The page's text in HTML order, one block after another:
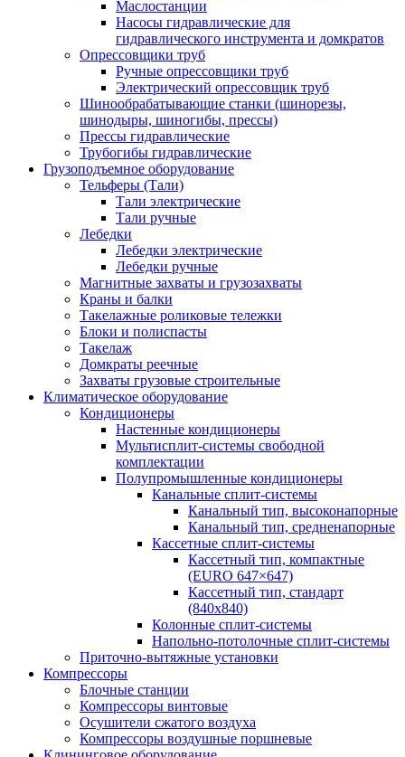
Маслостанции
Насосы гидравлические для
гидравлического инструмента и домкратов
Опрессовщики труб
Ручные опрессовщики труб
Электрический опрессовщик труб
Шинообрабатывающие станки (шинорезы,
шинодыры, шиногибы, прессы)
Прессы гидравлические
Трубогибы гидравлические
Грузоподъемное оборудование
Тельферы (Тали)
Тали электрические
Тали ручные
Лебедки
Лебедки электрические
Лебедки ручные
Магнитные захваты и грузозахваты
Краны и балки
Такелажные роликовые тележки
Блоки и полиспасты
Такелаж
Домкраты реечные
Захваты грузовые строительные
Климатическое оборудование
Кондиционеры
Настенные кондиционеры
Мультисплит-системы свободной
комплектации
Полупромышленные кондиционеры
Канальные сплит-системы
Канальный тип, высоконапорные
Канальный тип, средненапорные
Кассетные сплит-системы
Кассетный тип, компактные
(EURO 647×647)
Кассетный тип, стандарт
(840х840)
Колонные сплит-системы
Напольно-потолочные сплит-системы
Приточно-вытяжные установки
Компрессоры
Блочные станции
Компрессоры винтовые
Осушители сжатого воздуха
Компрессоры воздушные поршневые